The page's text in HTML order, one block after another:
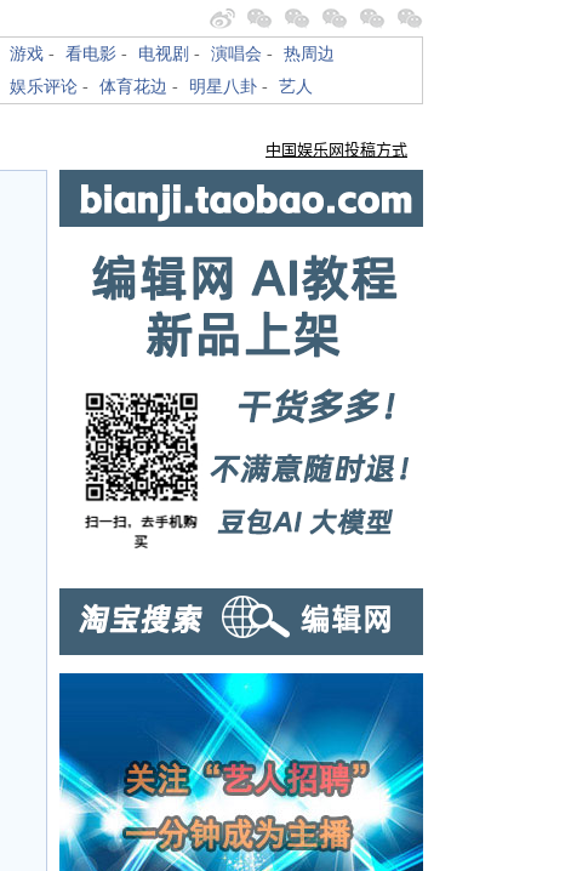
游戏 - 看电影 - 电视剧 - 演唱会 - 热周边
娱乐评论 - 体育花边 - 明星八卦 - 艺人